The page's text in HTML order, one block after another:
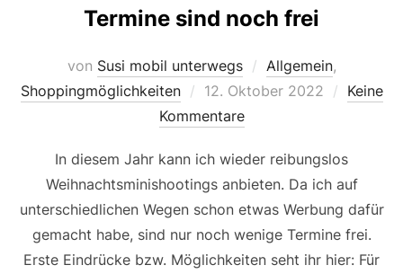
Termine sind noch frei
von Susi mobil unterwegs Allgemein,
Shoppingmöglichkeiten
Veröffentlicht
am
12. Oktober 2022
Keine
Kommentare
In diesem Jahr kann ich wieder reibungslos
Weihnachtsminishootings anbieten. Da ich auf
unterschiedlichen Wegen schon etwas Werbung dafür
gemacht habe, sind nur noch wenige Termine frei.
Erste Eindrücke bzw. Möglichkeiten seht ihr hier: Für